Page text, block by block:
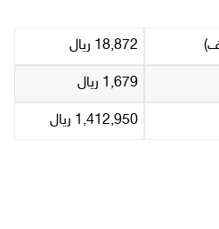
18,872 ريال
1,679 ريال
1,412,950 ريال